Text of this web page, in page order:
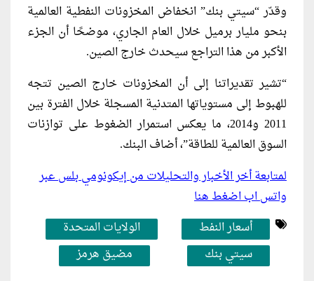
وقدّر “سيتي بنك” انخفاض المخزونات النفطية العالمية
بنحو مليار برميل خلال العام الجاري، موضحًا أن الجزء
الأكبر من هذا التراجع سيحدث خارج الصين.
“تشير تقديراتنا إلى أن المخزونات خارج الصين تتجه
للهبوط إلى مستوياتها المتدنية المسجلة خلال الفترة بين
2011 و2014، ما يعكس استمرار الضغوط على توازنات
السوق العالمية للطاقة”، أضاف البنك.
لمتابعة أخر الأخبار والتحليلات من إيكونومي بلس عبر
واتس اب اضغط هنا
أسعار النفط
الولايات المتحدة
سيتي بنك
مضيق هرمز